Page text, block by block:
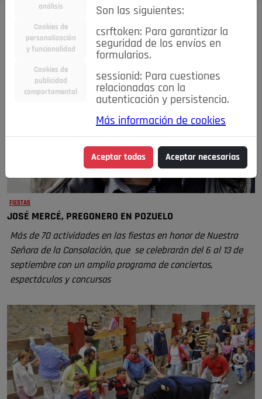
FIESTAS
JOSÉ MERCÉ, PREGONERO EN POZUELO
Más de 70 actividades en las fiestas en honor de Nuestra
Señora de la Consolación, que se celebrarán del 6 al 13 de
septiembre con un amplio programa de conciertos,
espectáculos y concursos
análisis
Cookies de
personalización
y funcionalidad
Cookies de
publicidad
comportamental
Son las siguientes:
csrftoken: Para garantizar la
seguridad de los envíos en
formularios.
sessionid: Para cuestiones
relacionadas con la
autenticación y persistencia.
Más información de cookies
Aceptar todas Aceptar necesarias